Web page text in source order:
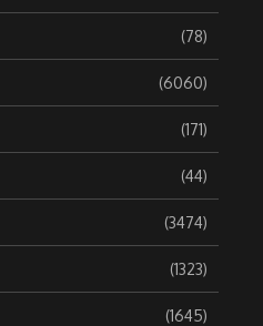
(78)
(6060)
(171)
(44)
(3474)
(1323)
(1645)